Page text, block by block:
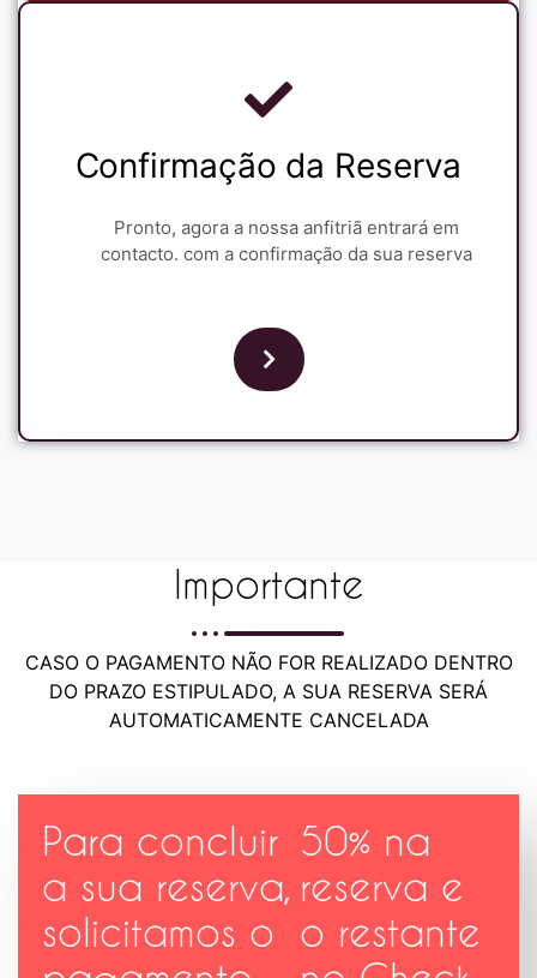
Confirmação da Reserva
Pronto, agora a nossa anfitriã entrará em
contacto. com a confirmação da sua reserva
Importante
CASO O PAGAMENTO NÃO FOR REALIZADO DENTRO
DO PRAZO ESTIPULADO, A SUA RESERVA SERÁ
AUTOMATICAMENTE CANCELADA
Para concluir
a sua reserva,
solicitamos o
50% na
reserva e
o restante